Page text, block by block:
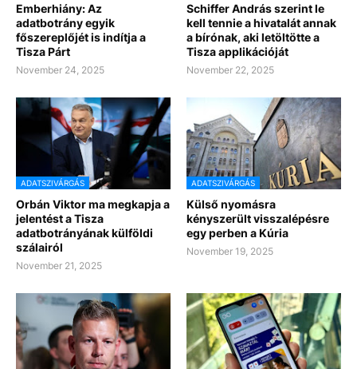
Emberhiány: Az
adatbotrány egyik
főszereplőjét is indítja a
Tisza Párt
November 24, 2025
Schiffer András szerint le
kell tennie a hivatalát annak
a bírónak, aki letöltötte a
Tisza applikációját
November 22, 2025
ADATSZIVÁRGÁS
Orbán Viktor ma megkapja a
jelentést a Tisza
adatbotrányának külföldi
szálairól
November 21, 2025
ADATSZIVÁRGÁS
Külső nyomásra
kényszerült visszalépésre
egy perben a Kúria
November 19, 2025